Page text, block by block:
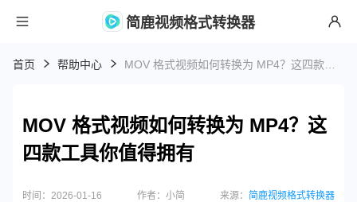
简鹿视频格式转换器
首页 帮助中心
MOV 格式视频如何转换为 MP4？这
四款工具你值得拥有
时间：2026-01-16 作者：小简 来源： 简鹿视频格式转换器